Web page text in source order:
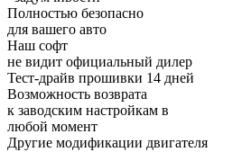
Полностью безопасно
для вашего авто
Наш софт
не видит официальный дилер
Тест-драйв прошивки 14 дней
Возможность возврата
к заводским настройкам в
любой момент
Другие модификации двигателя